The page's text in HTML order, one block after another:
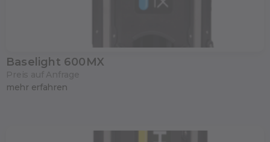
Baselight 600MX
mehr erfahren